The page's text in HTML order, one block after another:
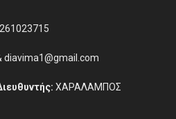
diavima1@gmail.com
ΧΑΡΑΛΑΜΠΟΣ